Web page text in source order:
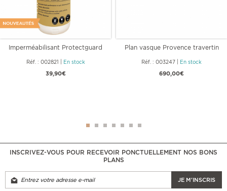
Imperméabilisant Protectguard
Réf. : 002821 En stock
39,90€
Plan vasque Provence travertin
Réf. : 003247 En stock
690,00€
INSCRIVEZ-VOUS POUR RECEVOIR PONCTUELLEMENT NOS BONS
PLANS
JE M'INSCRIS